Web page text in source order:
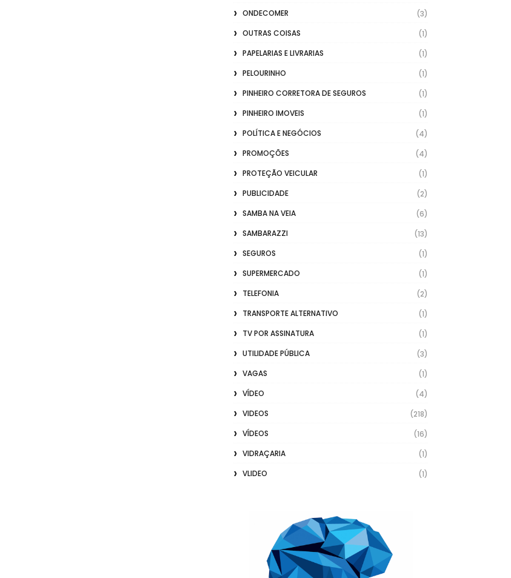
ONDECOMER
(3)
OUTRAS COISAS
(1)
PAPELARIAS E LIVRARIAS
(1)
PELOURINHO
(1)
PINHEIRO CORRETORA DE SEGUROS
(1)
PINHEIRO IMOVEIS
(1)
POLÍTICA E NEGÓCIOS
(4)
PROMOÇÕES
(4)
PROTEÇÃO VEICULAR
(1)
PUBLICIDADE
(2)
SAMBA NA VEIA
(6)
SAMBARAZZI
(13)
SEGUROS
(1)
SUPERMERCADO
(1)
TELEFONIA
(2)
TRANSPORTE ALTERNATIVO
(1)
TV POR ASSINATURA
(1)
UTILIDADE PÚBLICA
(3)
VAGAS
(1)
VÍDEO
(4)
VIDEOS
(218)
VÍDEOS
(16)
VIDRAÇARIA
(1)
VLIDEO
(1)